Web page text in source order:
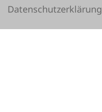
Datenschutzerklärung